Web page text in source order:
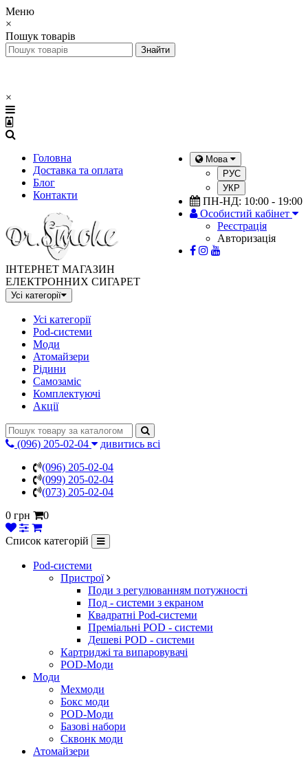
Меню
×
Пошук товарів
×
Головна
Доставка та оплата
Блог
Контакти
Мова
РУС
УКР
ПН-НД: 10:00 - 19:00
Особистий кабінет
Реєстрація
Авторизація
ІНТЕРНЕТ МАГАЗИН
ЕЛЕКТРОННИХ СИГАРЕТ
Усі категорії
Усі категорії
Pod-системи
Моди
Атомайзери
Рідини
Самозаміс
Комплектуючі
Акції
(096) 205-02-04
дивитись всі
(096) 205-02-04
(099) 205-02-04
(073) 205-02-04
0 грн
0
Список категорій
Pod-системи
Пристрої
Поди з регулюванням потужності
Под - системи з екраном
Квадратні Pod-системи
Преміальні POD - системи
Дешеві POD - системи
Картриджі та випаровувачі
POD-Моди
Моди
Мехмоди
Бокс моди
POD-Моди
Базові набори
Сквонк моди
Атомайзери